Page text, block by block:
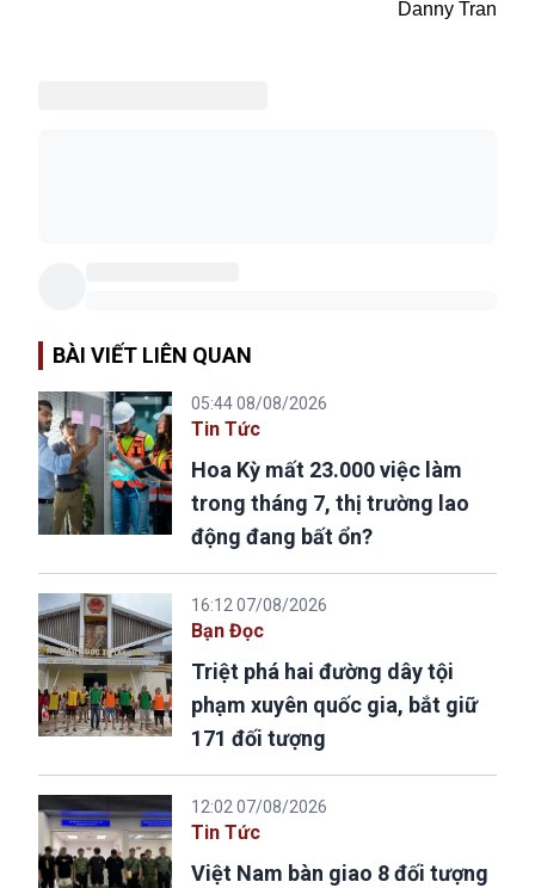
Danny Tran
BÀI VIẾT LIÊN QUAN
05:44 08/08/2026
Tin Tức
Hoa Kỳ mất 23.000 việc làm
trong tháng 7, thị trường lao
động đang bất ổn?
16:12 07/08/2026
Bạn Đọc
Triệt phá hai đường dây tội
phạm xuyên quốc gia, bắt giữ
171 đối tượng
12:02 07/08/2026
Tin Tức
Việt Nam bàn giao 8 đối tượng